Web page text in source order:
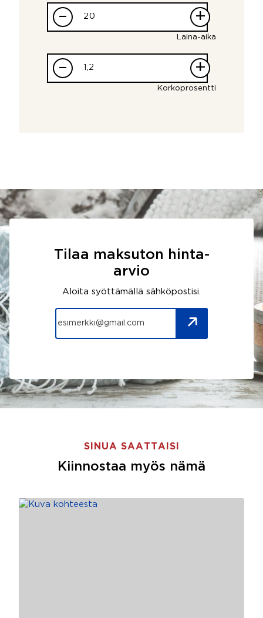
– +
Laina-aika
– +
Korkoprosentti
Tilaa maksuton hinta-
arvio
Aloita syöttämällä sähköpostisi.
SINUA SAATTAISI
Kiinnostaa myös nämä